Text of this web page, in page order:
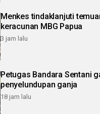
Menkes tindaklanjuti
keracunan MBG Papua
3 jam lalu
Petugas Bandara Sentani
penyelundupan ganja
18 jam lalu